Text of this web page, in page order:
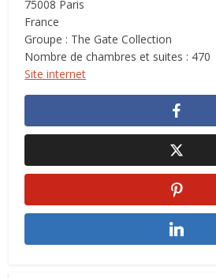
75008 Paris
France
Groupe : The Gate Collection
Nombre de chambres et suites : 470
Site internet